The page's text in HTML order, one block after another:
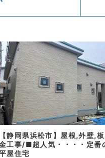
【静岡県浜松市】屋根,外壁,板
工事/■超人気・・・・定番
屋住宅